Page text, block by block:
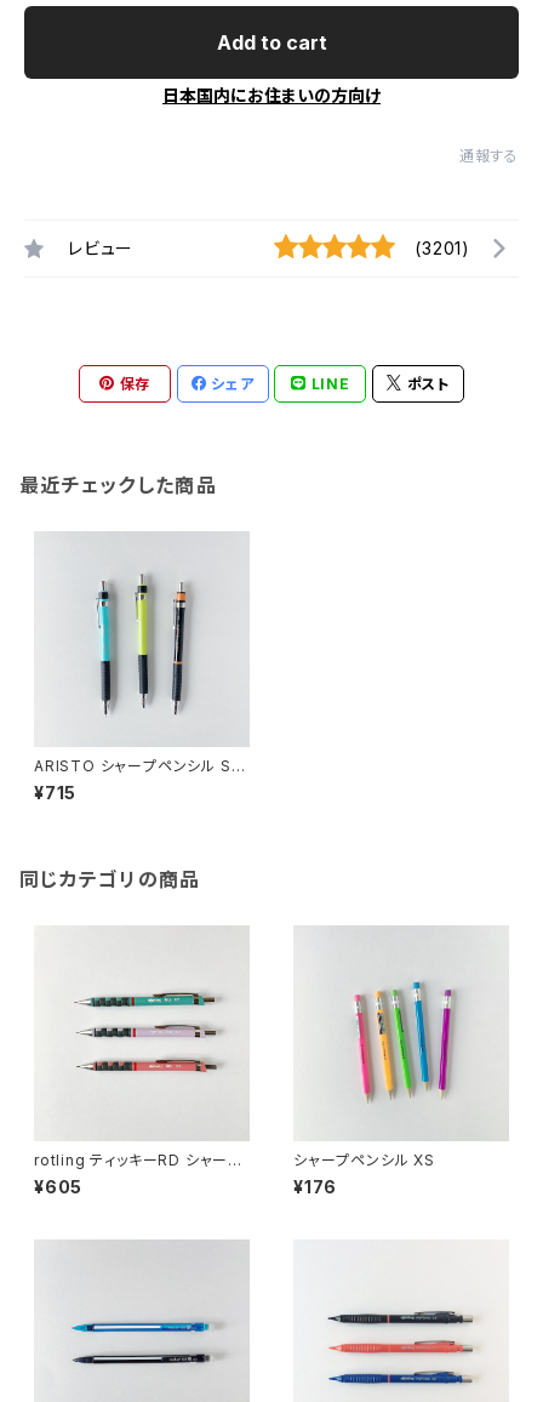
Add to cart
日本国内にお住まいの方向け
通報する
レビュー (3201)
保存 シェア LINE ポスト
最近チェックした商品
ARISTO シャープペンシル ST
UDIO
¥715
同じカテゴリの商品
rotling ティッキーRD シャープ
ペンシル0.5mm
¥605
シャープペンシル XS
¥176